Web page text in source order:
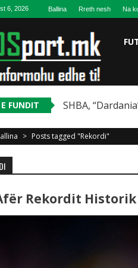
6, 2026 Ballina Rreth nesh Na
FUNDIT SHBA,
> Posts tagged "Rekordi"
Rekordit